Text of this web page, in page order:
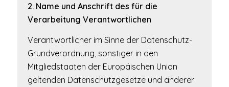
2. Name und Anschrift des für die
Verarbeitung Verantwortlichen
Verantwortlicher im Sinne der Datenschutz-
Grundverordnung, sonstiger in den
Mitgliedstaaten der Europäischen Union
geltenden Datenschutzgesetze und anderer